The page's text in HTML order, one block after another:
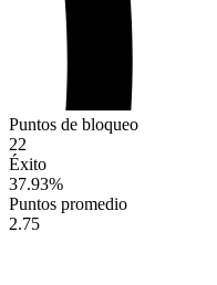
Puntos de bloqueo
22
Éxito
37.93%
Puntos promedio
2.75